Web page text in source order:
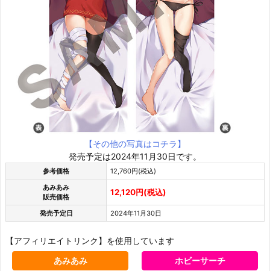
【その他の写真はコチラ】
発売予定は2024年11月30日です。
参考価格
12,760円(税込)
あみあみ
販売価格
12,120円(税込)
発売予定日 2024年11月30日
【アフィリエイトリンク】を使用しています
あみあみ
ホビーサーチ